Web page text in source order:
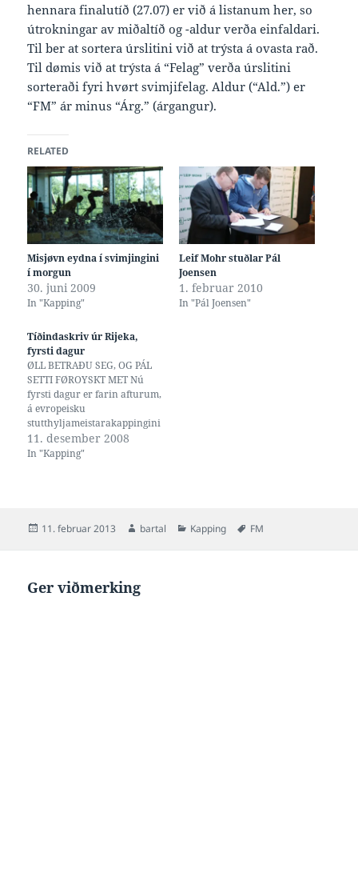
hennara finalutíð (27.07) er við á listanum her, so
útrokningar av miðaltíð og -aldur verða einfaldari.
Til ber at sortera úrslitini við at trýsta á ovasta rað.
Til dømis við at trýsta á “Felag” verða úrslitini
sorteraði fyri hvørt svimjifelag. Aldur (“Ald.”) er
“FM” ár minus “Árg.” (árgangur).
RELATED
Misjøvn eydna í svimjingini
í morgun
30. juni 2009
In "Kapping"
Leif Mohr stuðlar Pál
Joensen
1. februar 2010
In "Pál Joensen"
Tíðindaskriv úr Rijeka,
fyrsti dagur
ØLL BETRAÐU SEG, OG PÁL
SETTI FØROYSKT MET Nú
fyrsti dagur er farin afturum,
á evropeisku
stutthyljameistarakappingini
í Rijeka í Kroatia, er tíð til at
gera status. Fyri Føroyar
millum Garðarnar…
11. desember 2008
In "Kapping"
Posted
11. februar 2013 Author
bartal Categories
Kapping Tags
FM
Ger viðmerking